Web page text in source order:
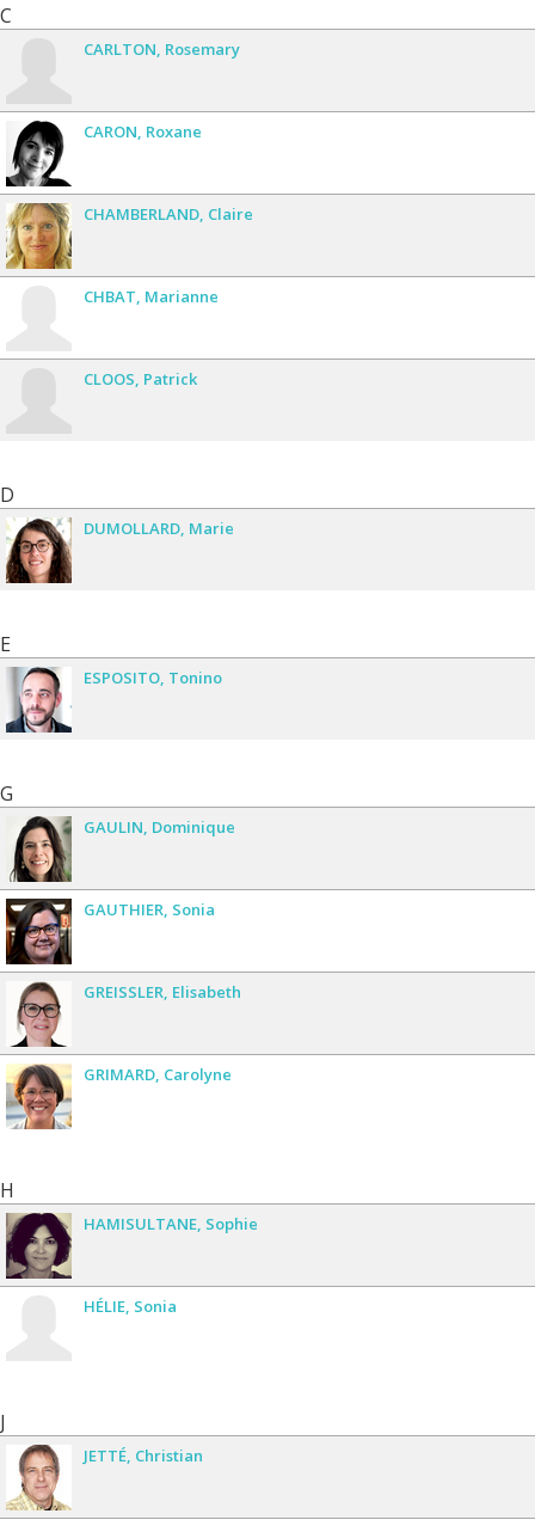
C
CARLTON Rosemary
CARON Roxane
CHAMBERLAND Claire
CHBAT Marianne
CLOOS Patrick
D
DUMOLLARD Marie
E
ESPOSITO Tonino
G
GAULIN Dominique
GAUTHIER Sonia
GREISSLER Elisabeth
GRIMARD Carolyne
H
HAMISULTANE Sophie
HÉLIE Sonia
J
JETTÉ Christian